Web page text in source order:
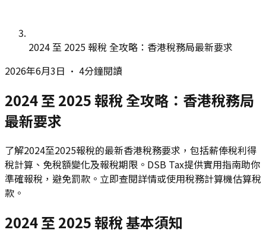
2024 至 2025 報稅 全攻略：香港稅務局最新要求
2026年6月3日 • 4分鐘閱讀
2024 至 2025 報稅 全攻略：香港稅務局
最新要求
了解2024至2025報稅的最新香港稅務要求，包括薪俸稅利得
稅計算、免稅額變化及報稅期限。DSB Tax提供實用指南助你
準確報稅，避免罰款。立即查閱詳情或使用稅務計算機估算稅
款。
2024 至 2025 報稅 基本須知